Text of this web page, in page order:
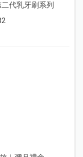
二代乳牙刷系列